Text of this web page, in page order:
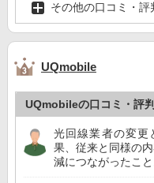
その他の口コミ・評
UQmobile
UQmobileの口コミ・評判
光回線業者の変更
果、従来と同様の
減につながったこ